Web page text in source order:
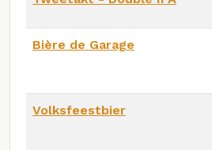
Bière de Garage
Volksfeestbier